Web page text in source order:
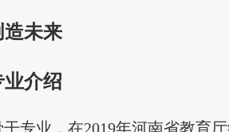
造未来
介绍
专业，在2019年河南省教育